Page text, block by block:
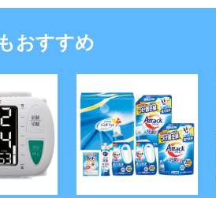
おすすめ